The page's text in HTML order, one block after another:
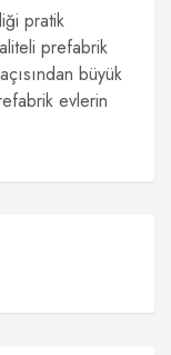
pratik
prefabrik
büyük
evlerin